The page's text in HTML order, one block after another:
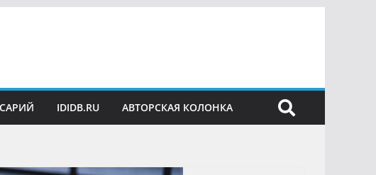
IDIDB.RU АВТОРСКАЯ КОЛОНКА